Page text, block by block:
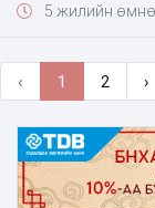
орлого нь
засаг туйлдан,
үүсээд
5 жилийн өмнө
‹ 1 2 ›